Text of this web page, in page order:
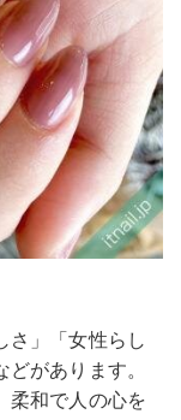
さ」「女性らし
があります。
柔和で人の心を